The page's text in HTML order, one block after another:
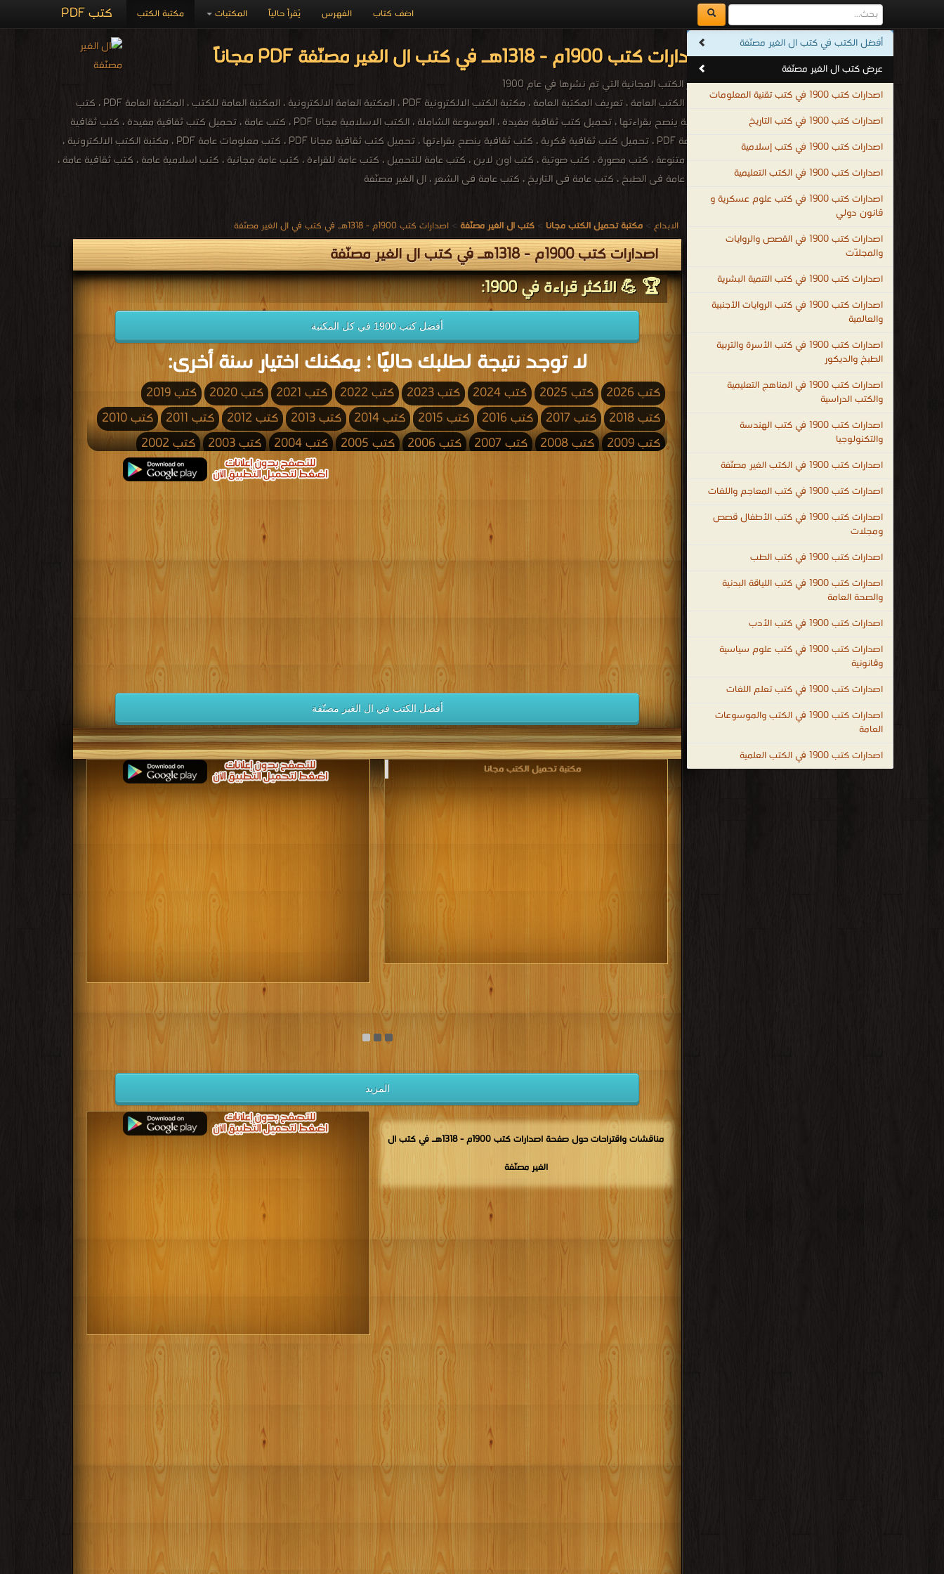
كتب PDF مكتبة الكتب المكتبات يُقرأ حالياً الفهرس اضف كتاب
اصدارات كتب 1900م - 1318هـ في كتب ال الغير مصنّفة PDF مجاناً
أشهر الكتب المجانية التي تم نشرها في عام 1900
باقي الكتب العامة ، تعريف المكتبة العامة ، مكتبة الكتب الالكترونية PDF ، المكتبة العامة الالكترونية ، المكتبة العامة للكتب ، المكتبة العامة PDF ، كتب
ثقافية ينصح بقراءتها ، تحميل كتب ثقافية مفيدة ، الموسوعة الشاملة ، الكتب الاسلامية مجانا PDF ، كتب عامة ، تحميل كتب ثقافية مفيدة ، كتب ثقافية
متنوعة PDF ، تحميل كتب ثقافية فكرية ، كتب ثقافية ينصح بقراءتها ، تحميل كتب ثقافية مجانا PDF ، كتب معلومات عامة PDF ، مكتبة الكتب الالكترونية ،
كتب متنوعة ، كتب مصورة ، كتب صوتية ، كتب اون لاين ، كتب عامة للتحميل ، كتب عامة للقراءة ، كتب عامة مجانية ، كتب اسلامية عامة ، كتب ثقافية عامة ،
كتب عامة فى الطبخ ، كتب عامة فى التاريخ ، كتب عامة فى الشعر ، ال الغير مصنّفة
أفضل الكتب في كتب ال الغير مصنّفة
عرض كتب ال الغير مصنّفة
اصدارات كتب 1900 في كتب تقنية المعلومات
اصدارات كتب 1900 في كتب التاريخ
اصدارات كتب 1900 في كتب إسلامية
اصدارات كتب 1900 في الكتب التعليمية
اصدارات كتب 1900 في كتب علوم عسكرية و
قانون دولي
اصدارات كتب 1900 في القصص والروايات
والمجلّات
اصدارات كتب 1900 في كتب التنمية البشرية
اصدارات كتب 1900 في كتب الروايات الأجنبية
والعالمية
اصدارات كتب 1900 في كتب الأسرة والتربية
الطبخ والديكور
اصدارات كتب 1900 في المناهج التعليمية
والكتب الدراسية
اصدارات كتب 1900 في كتب الهندسة
والتكنولوجيا
اصدارات كتب 1900 في الكتب الغير مصنّفة
اصدارات كتب 1900 في كتب المعاجم واللغات
اصدارات كتب 1900 في كتب الأطفال قصص
ومجلات
اصدارات كتب 1900 في كتب الطب
اصدارات كتب 1900 في كتب اللياقة البدنية
والصحة العامة
اصدارات كتب 1900 في كتب الأدب
اصدارات كتب 1900 في كتب علوم سياسية
وقانونية
اصدارات كتب 1900 في كتب تعلم اللغات
اصدارات كتب 1900 في الكتب والموسوعات
العامة
اصدارات كتب 1900 في الكتب العلمية
الابداع > مكتبة تحميل الكتب مجانا > كتب ال الغير مصنّفة > اصدارات كتب 1900م - 1318هـ في كتب في ال الغير مصنّفة
اصدارات كتب 1900م - 1318هـ في كتب ال الغير مصنّفة
🏆 💪 الأكثر قراءة في 1900:
أفضل كتب 1900 في كل المكتبة
لا توجد نتيجة لطلبك حاليًا ؛ يمكنك اختيار سنة أخرى:
كتب 2026 كتب 2025 كتب 2024 كتب 2023 كتب 2022 كتب 2021 كتب 2020
كتب 2019
كتب 2018
كتب 2017 كتب 2016 كتب 2015 كتب 2014 كتب 2013 كتب 2012 كتب 2011
كتب 2010
كتب 2009
كتب 2008 كتب 2007 كتب 2006 كتب 2005 كتب 2004 كتب 2003
كتب 2002
كتب 2001
كتب 1998 كتب 1997 كتب 1996 كتب 1995 كتب 1994
كتب 1993
كتب 1989 كتب 1988 كتب 1985
كتب 1984
كتب 1979 كتب 1977 كتب 1976
كتب 1975
كتب 1974
كتب 1971 كتب 1970 كتب 1969 كتب 1968 كتب 1967
كتب 1966
كتب 1965
كتب 1962 كتب 1961 كتب 1960 كتب 1959 كتب 1958
كتب 1957
كتب 1952 كتب 1949
كتب 1948
كتب 1938
كتب 1935 كتب 1934 كتب 1931
كتب 1930
كتب 1929
كتب 1926 كتب 1925 كتب 1924 كتب 1923 كتب 1922
كتب 1921
كتب 1920
كتب 1919 كتب 1918 كتب 1917 كتب 1916 كتب 1915 كتب 1914 كتب 1913
كتب 1912
كتب 1911
كتب 1910 كتب 1909 كتب 1908 كتب 1907 كتب 1906 كتب 1905 كتب 1904
كتب 1903
كتب 1902
كتب 1901 كتب 1900
أفضل الكتب في ال الغير مصنّفة
مكتبة تحميل الكتب مجانا‎
مكتبة تحميل الكتب مجانا
المزيد
مناقشات واقتراحات حول صفحة اصدارات كتب 1900م - 1318هـ في كتب ال
الغير مصنّفة